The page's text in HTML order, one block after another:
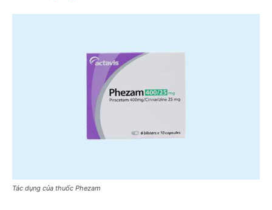
Tác dụng của thuốc Phezam